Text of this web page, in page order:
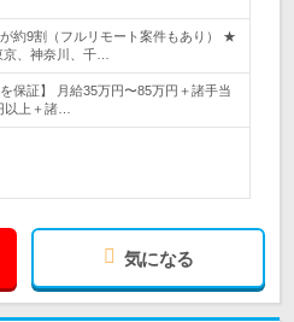
約9割（フルリモート案件もあり） ★
、神奈川、千…
保証】 月給35万円〜85万円＋諸手当
以上＋諸…
気になる